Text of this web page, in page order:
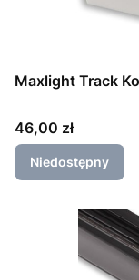
Maxlight Track
Cena
46,00 zł
Niedostępny